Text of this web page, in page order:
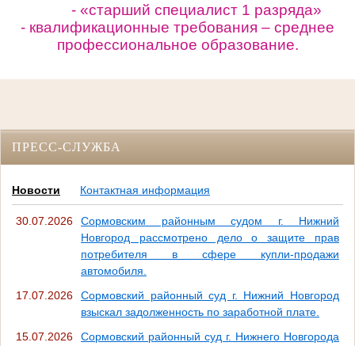
- «старший специалист 1 разряда»
- квалификационные требования – среднее
профессиональное образование.
ПРЕСС-СЛУЖБА
Новости Контактная информация
30.07.2026
Сормовским районным судом г. Нижний
Новгород рассмотрено дело о защите прав
потребителя в сфере купли-продажи
автомобиля.
17.07.2026
Cормовский районный суд г. Нижний Новгород
взыскал задолженность по заработной плате.
15.07.2026
Сормовский районный суд г. Нижнего Новгорода